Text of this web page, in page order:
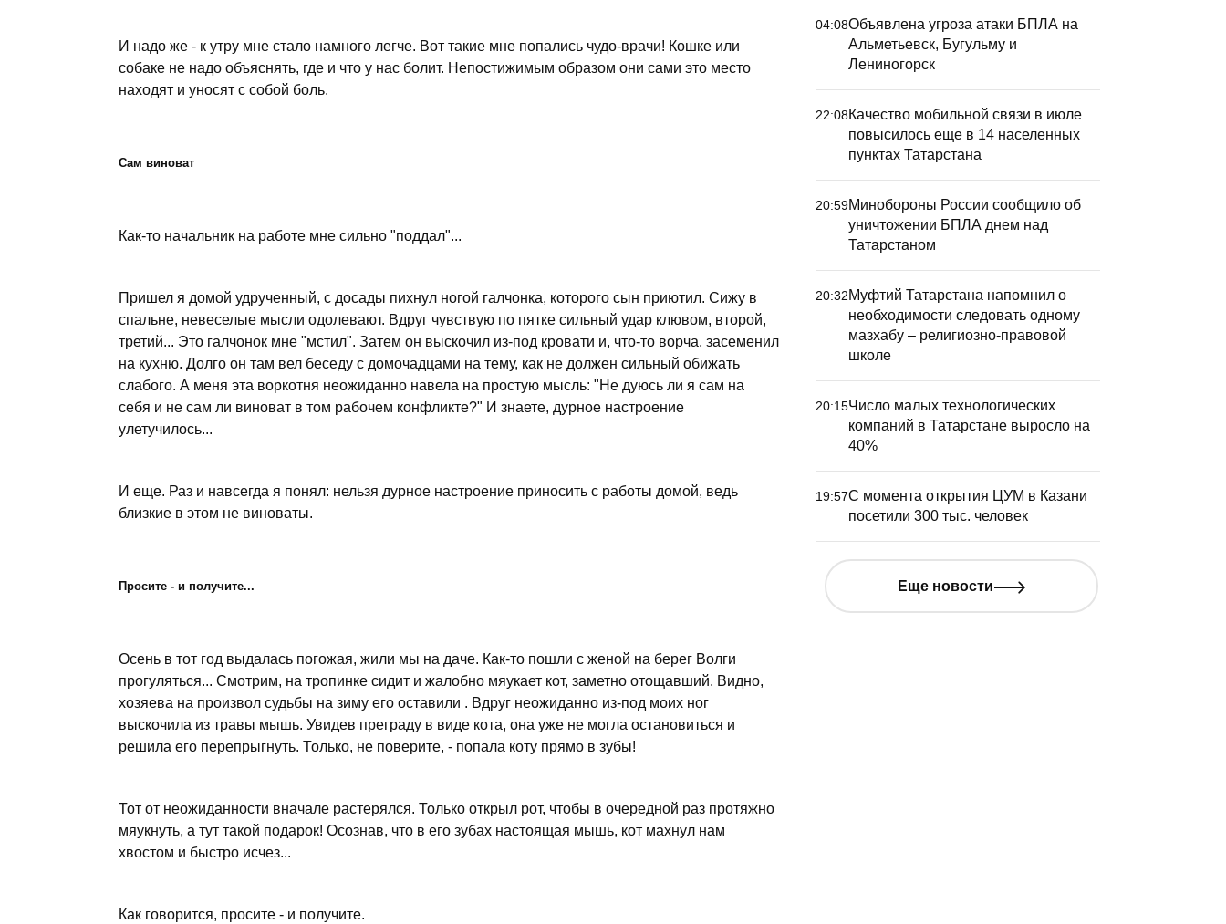
И надо же - к утру мне стало намного легче. Вот такие мне попались чудо-врачи! Кошке или
собаке не надо объяснять, где и что у нас болит. Непостижимым образом они сами это место
находят и уносят с собой боль.
Сам виноват
Как-то начальник на работе мне сильно "поддал"...
Пришел я домой удрученный, с досады пихнул ногой галчонка, которого сын приютил. Сижу в
спальне, невеселые мысли одолевают. Вдруг чувствую по пятке сильный удар клювом, второй,
третий... Это галчонок мне "мстил". Затем он выскочил из-под кровати и, что-то ворча, засеменил
на кухню. Долго он там вел беседу с домочадцами на тему, как не должен сильный обижать
слабого. А меня эта воркотня неожиданно навела на простую мысль: "Не дуюсь ли я сам на
себя и не сам ли виноват в том рабочем конфликте?" И знаете, дурное настроение
улетучилось...
И еще. Раз и навсегда я понял: нельзя дурное настроение приносить с работы домой, ведь
близкие в этом не виноваты.
Просите - и получите...
Осень в тот год выдалась погожая, жили мы на даче. Как-то пошли с женой на берег Волги
прогуляться... Смотрим, на тропинке сидит и жалобно мяукает кот, заметно отощавший. Видно,
хозяева на произвол судьбы на зиму его оставили . Вдруг неожиданно из-под моих ног
выскочила из травы мышь. Увидев преграду в виде кота, она уже не могла остановиться и
решила его перепрыгнуть. Только, не поверите, - попала коту прямо в зубы!
Тот от неожиданности вначале растерялся. Только открыл рот, чтобы в очередной раз протяжно
мяукнуть, а тут такой подарок! Осознав, что в его зубах настоящая мышь, кот махнул нам
хвостом и быстро исчез...
Как говорится, просите - и получите.
04:08Объявлена угроза атаки БПЛА на
Альметьевск, Бугульму и
Лениногорск
22:08Качество мобильной связи в июле
повысилось еще в 14 населенных
пунктах Татарстана
20:59Минобороны России сообщило об
уничтожении БПЛА днем над
Татарстаном
20:32Муфтий Татарстана напомнил о
необходимости следовать одному
мазхабу – религиозно-правовой
школе
20:15Число малых технологических
компаний в Татарстане выросло на
40%
19:57С момента открытия ЦУМ в Казани
посетили 300 тыс. человек
Еще новости